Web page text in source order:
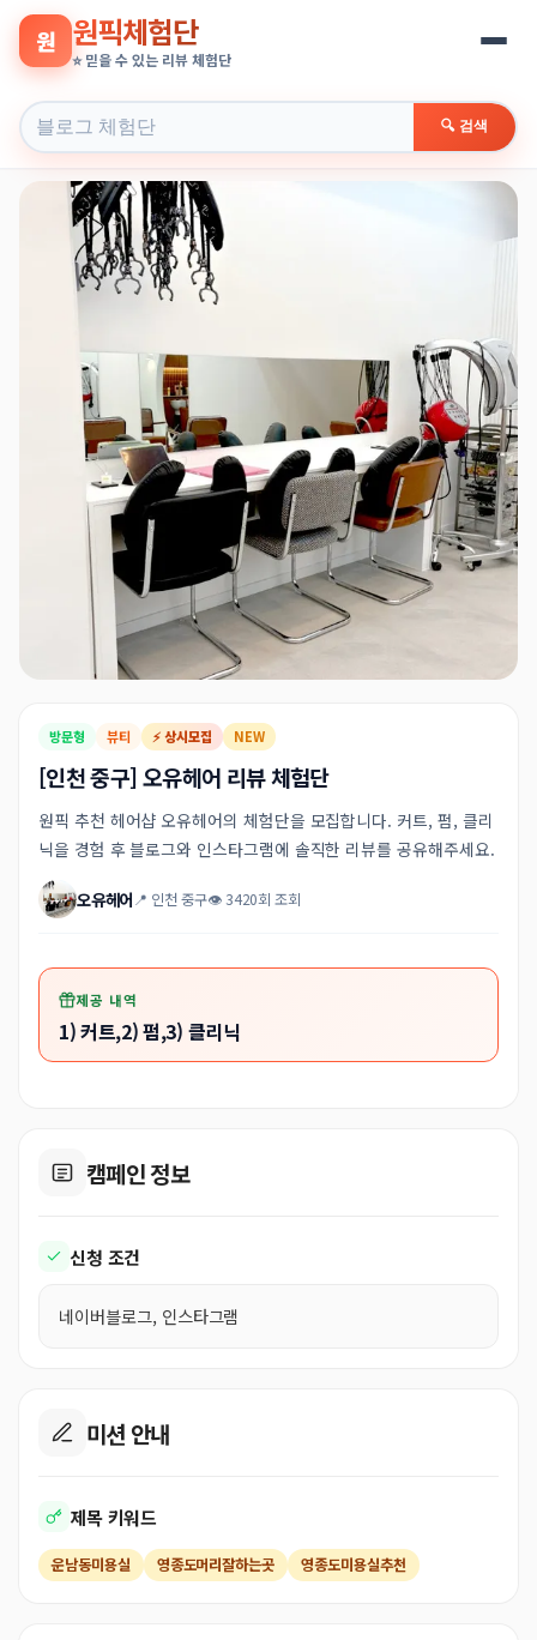
원 원픽체험단
⭐ 믿을 수 있는 리뷰 체험단
🔍 검색
방문형 뷰티 ⚡ 상시모집 NEW
[인천 중구] 오유헤어 리뷰 체험단
원픽 추천 헤어샵 오유헤어의 체험단을 모집합니다. 커트, 펌, 클리
닉을 경험 후 블로그와 인스타그램에 솔직한 리뷰를 공유해주세요.
오유헤어 📍 인천 중구👁 3420회 조회
제공 내역
1) 커트,2) 펌,3) 클리닉
캠페인 정보
신청 조건
네이버블로그, 인스타그램
미션 안내
제목 키워드
운남동미용실 영종도머리잘하는곳 영종도미용실추천